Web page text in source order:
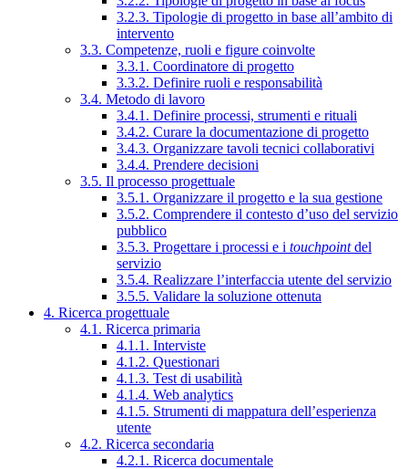
3.2.3. Tipologie di progetto in base all’ambito di
intervento
3.3. Competenze, ruoli e figure coinvolte
3.3.1. Coordinatore di progetto
3.3.2. Definire ruoli e responsabilità
3.4. Metodo di lavoro
3.4.1. Definire processi, strumenti e rituali
3.4.2. Curare la documentazione di progetto
3.4.3. Organizzare tavoli tecnici collaborativi
3.4.4. Prendere decisioni
3.5. Il processo progettuale
3.5.1. Organizzare il progetto e la sua gestione
3.5.2. Comprendere il contesto d’uso del servizio
pubblico
3.5.3. Progettare i processi e i touchpointdel
servizio
3.5.4. Realizzare l’interfaccia utente del servizio
3.5.5. Validare la soluzione ottenuta
4. Ricerca progettuale
4.1. Ricerca primaria
4.1.1. Interviste
4.1.2. Questionari
4.1.3. Test di usabilità
4.1.4. Web analytics
4.1.5. Strumenti di mappatura dell’esperienza
utente
4.2. Ricerca secondaria
4.2.1. Ricerca documentale